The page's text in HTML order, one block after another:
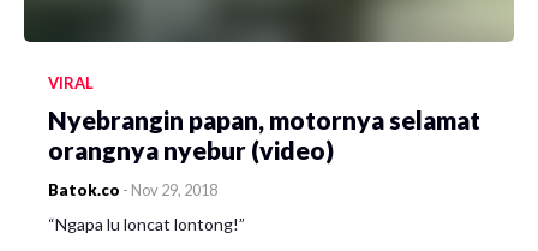
VIRAL
Nyebrangin papan, motornya selamat
orangnya nyebur (video)
Batok.co - Nov 29, 2018
“Ngapa lu loncat lontong!”